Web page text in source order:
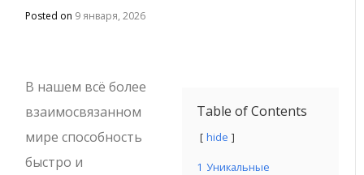
Posted on 9 января, 2026
Table of Contents
hide
1 Уникальные
В нашем всё более
взаимосвязанном
мире способность
быстро и